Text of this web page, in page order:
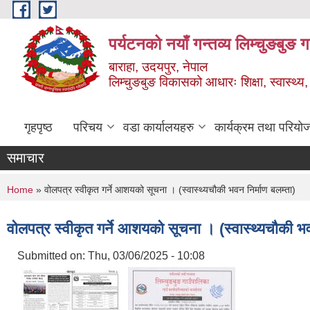
Skip to main content
पर्यटनको नयाँ गन्तव्य लिम्चुङबुङ
बाराहा, उदयपुर, नेपाल
लिम्चुङबुङ विकासको आधारः शिक्षा, स्वास्थ्य,
गृहपृष्ठ परिचय वडा कार्यालयहरु कार्यक्रम तथा
समाचार
You are here
Home » वोलपत्र स्वीकृत गर्ने आशयको सूचना । (स्वास्थ्यचौकी भवन निर्माण बलम्ता)
वोलपत्र स्वीकृत गर्ने आशयको सूचना । (स्वास्थ्यचौकी
Submitted on: Thu, 03/06/2025 - 10:08